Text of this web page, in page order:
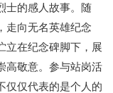
士的感人故事。随
走向无名英雄纪念
立在纪念碑脚下，展
高敬意。参与站岗活
仅仅代表的是个人的